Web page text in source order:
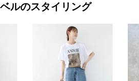
ルのスタイリング